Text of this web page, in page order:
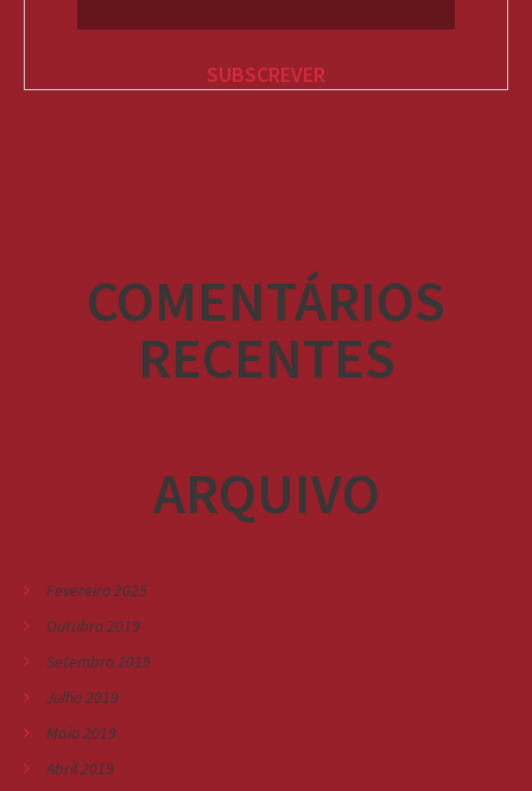
COMENTÁRIOS
RECENTES
ARQUIVO
Fevereiro 2025
Outubro 2019
Setembro 2019
Julho 2019
Maio 2019
Abril 2019